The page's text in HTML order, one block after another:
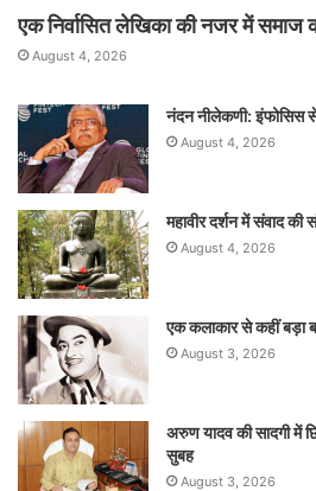
एक निर्वासित लेखिका की नजर में समाज
August 4, 2026
नंदन नीलेकणी: इंफोसिस
August 4, 2026
महावीर दर्शन में संवाद की
August 4, 2026
एक कलाकार से कहीं बड़ा
August 3, 2026
अरुण यादव की सादगी में
सुबह
August 3, 2026